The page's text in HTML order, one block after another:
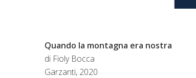
Quando la montagna era nostra
di Fioly Bocca
Garzanti, 2020